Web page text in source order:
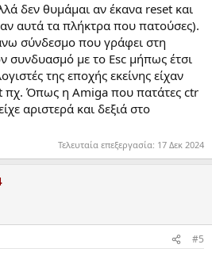
δεν θυμάμαι αν έκανα reset και
αυτά τα πλήκτρα που πατούσες).
σύνδεσμο που γράφει στη
συνδυασμό με το Esc μήπως έτσι
της εποχής εκείνης είχαν
πχ. Όπως η Amiga που πατάτες ctr
αριστερά και δεξιά στο
Τελευταία επεξεργασία: 17 Δεκ 2024
#5